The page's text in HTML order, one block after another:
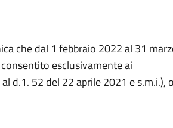
che dal 1 febbraio 2022al 31
esclusivamente ai
d.1. 52 del 22 aprile 2021 e s.m.i.),